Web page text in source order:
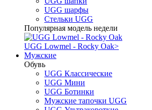
UGG шарфы
Стельки UGG
Популярная модель недели
UGG Lowmel - Rocky Oak>
Мужские
Обувь
UGG Классические
UGG Мини
UGG Ботинки
Мужские тапочки UGG